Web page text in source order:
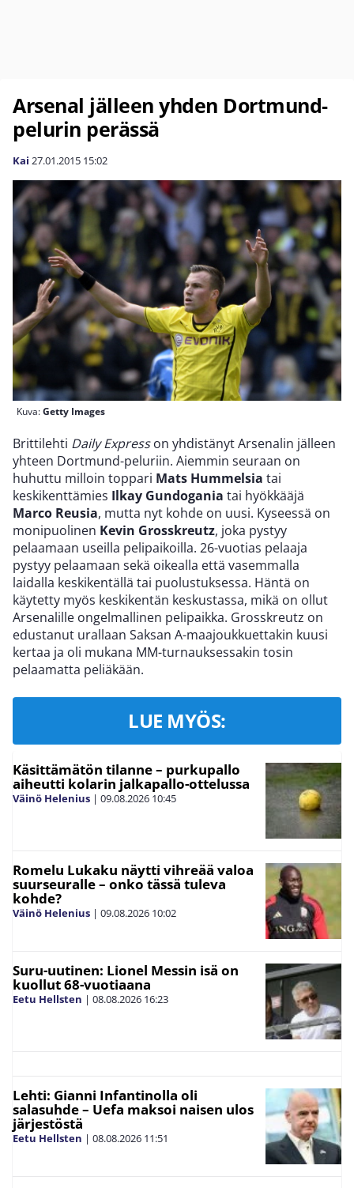
Arsenal jälleen yhden Dortmund-
pelurin perässä
Kai 27.01.2015 15:02
Kuva:Getty Images
Brittilehti Daily Expresson yhdistänyt Arsenalin jälleen
yhteen Dortmund-peluriin. Aiemmin seuraan on
huhuttu milloin toppari Mats Hummelsia tai
keskikenttämies Ilkay Gundogania tai hyökkääjä
Marco Reusia, mutta nyt kohde on uusi. Kyseessä on
monipuolinen Kevin Grosskreutz, joka pystyy
pelaamaan useilla pelipaikoilla. 26-vuotias pelaaja
pystyy pelaamaan sekä oikealla että vasemmalla
laidalla keskikentällä tai puolustuksessa. Häntä on
käytetty myös keskikentän keskustassa, mikä on ollut
Arsenalille ongelmallinen pelipaikka. Grosskreutz on
edustanut urallaan Saksan A-maajoukkuettakin kuusi
kertaa ja oli mukana MM-turnauksessakin tosin
pelaamatta peliäkään.
LUE MYÖS:
Käsittämätön tilanne – purkupallo
aiheutti kolarin jalkapallo-ottelussa
Väinö Helenius | 09.08.2026 10:45
Romelu Lukaku näytti vihreää valoa
suurseuralle – onko tässä tuleva
kohde?
Väinö Helenius | 09.08.2026 10:02
Suru-uutinen: Lionel Messin isä on
kuollut 68-vuotiaana
Eetu Hellsten | 08.08.2026 16:23
Lehti: Gianni Infantinolla oli
salasuhde – Uefa maksoi naisen ulos
järjestöstä
Eetu Hellsten | 08.08.2026 11:51